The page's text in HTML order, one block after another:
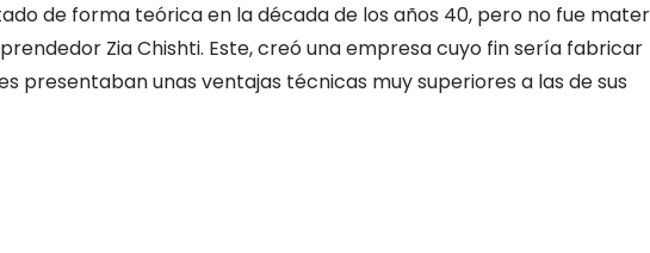
de forma teórica en la década de los años 40, pero no fue
Zia Chishti. Este, creó una empresa cuyo fin sería fabricar
presentaban unas ventajas técnicas muy superiores a las de sus